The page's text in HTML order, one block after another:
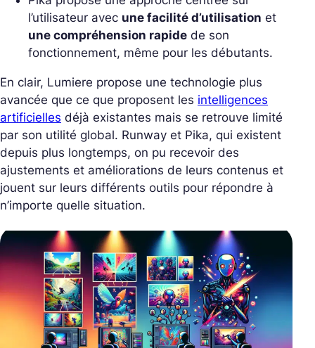
l’utilisateur avec une facilité d’utilisation et
une compréhension rapide de son
fonctionnement, même pour les débutants.
En clair, Lumiere propose une technologie plus
avancée que ce que proposent les intelligences
artificielles déjà existantes mais se retrouve limité
par son utilité global. Runway et Pika, qui existent
depuis plus longtemps, on pu recevoir des
ajustements et améliorations de leurs contenus et
jouent sur leurs différents outils pour répondre à
n’importe quelle situation.